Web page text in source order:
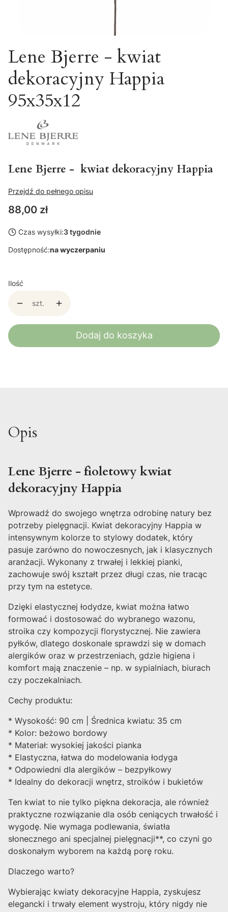
Lene Bjerre - kwiat
dekoracyjny Happia
95x35x12
Lene Bjerre - kwiat dekoracyjny Happia
Przejdź do pełnego opisu
Cena
88,00 zł
Czas wysyłki:3 tygodnie
Dostępność:na wyczerpaniu
Ilość
szt.
Dodaj do koszyka
Opis
Lene Bjerre - fioletowy kwiat
dekoracyjny Happia
Wprowadź do swojego wnętrza odrobinę natury bez
potrzeby pielęgnacji. Kwiat dekoracyjny Happia w
intensywnym kolorze to stylowy dodatek, który
pasuje zarówno do nowoczesnych, jak i klasycznych
aranżacji. Wykonany z trwałej i lekkiej pianki,
zachowuje swój kształt przez długi czas, nie tracąc
przy tym na estetyce.
Dzięki elastycznej łodydze, kwiat można łatwo
formować i dostosować do wybranego wazonu,
stroika czy kompozycji florystycznej. Nie zawiera
pyłków, dlatego doskonale sprawdzi się w domach
alergików oraz w przestrzeniach, gdzie higiena i
komfort mają znaczenie – np. w sypialniach, biurach
czy poczekalniach.
Cechy produktu:
* Wysokość: 90 cm | Średnica kwiatu: 35 cm
* Kolor: beżowo bordowy
* Materiał: wysokiej jakości pianka
* Elastyczna, łatwa do modelowania łodyga
* Odpowiedni dla alergików – bezpyłkowy
* Idealny do dekoracji wnętrz, stroików i bukietów
Ten kwiat to nie tylko piękna dekoracja, ale również
praktyczne rozwiązanie dla osób ceniących trwałość i
wygodę. Nie wymaga podlewania, światła
słonecznego ani specjalnej pielęgnacji**, co czyni go
doskonałym wyborem na każdą porę roku.
Dlaczego warto?
Wybierając kwiaty dekoracyjne Happia, zyskujesz
elegancki i trwały element wystroju, który nigdy nie